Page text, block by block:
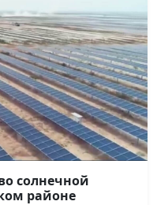
солнечной
районе